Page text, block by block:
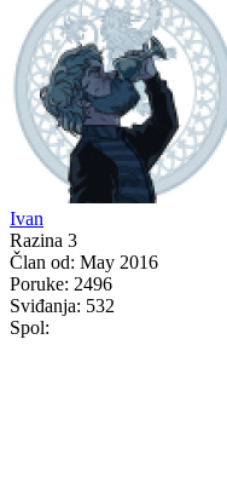
Ivan
Razina 3
Član od: May 2016
Poruke: 2496
Sviđanja: 532
Spol: